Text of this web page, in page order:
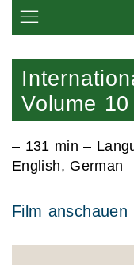
Volume 10
– 131 min –
English, German
Film anschauen